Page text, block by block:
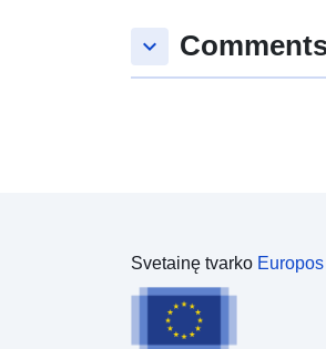
keyboard_arrow_down
Svetainę tvarko